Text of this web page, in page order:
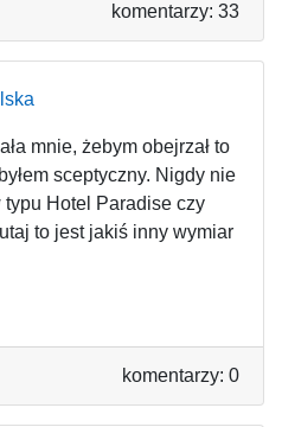
komentarzy: 33
mnie, żebym obejrzał to
sceptyczny. Nigdy nie
typu Hotel Paradise czy
to jest jakiś inny wymiar
komentarzy: 0